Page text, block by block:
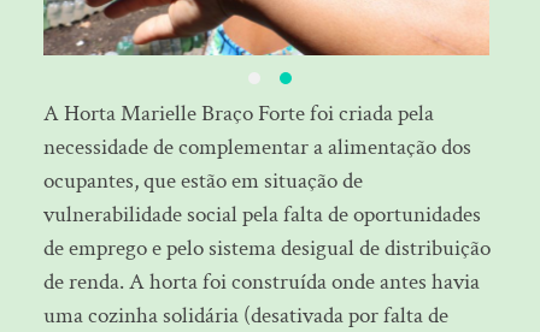
A Horta Marielle Braço Forte foi criada pela
necessidade de complementar a alimentação dos
ocupantes, que estão em situação de
vulnerabilidade social pela falta de oportunidades
de emprego e pelo sistema desigual de distribuição
de renda. A horta foi construída onde antes havia
uma cozinha solidária (desativada por falta de